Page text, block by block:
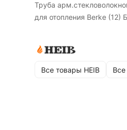
Труба
для отопления Berke (12)
Все товары HEIB Все